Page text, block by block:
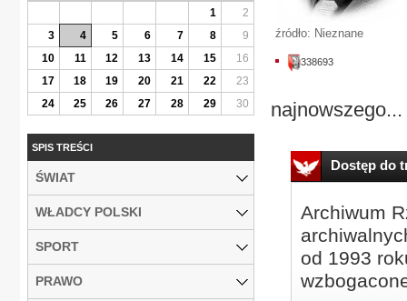
źródło: Nieznane
338693
najnowszego...
Dostęp do
Archiwum
od 1993
1
2
3
4 5 6 7 8
9
10
11 12 13 14 15
16
17
18 19 20 21 22
23
24
25 26 27 28 29 30
SPIS TREŚCI
ŚWIAT
WŁADCY POLSKI
SPORT
PRAWO